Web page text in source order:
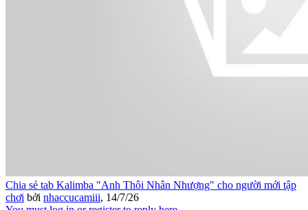
Chia sẻ tab Kalimba "Anh Thôi Nhân Nhượng" cho người mới tập
chơi bởi nhaccucamiii, 14/7/26